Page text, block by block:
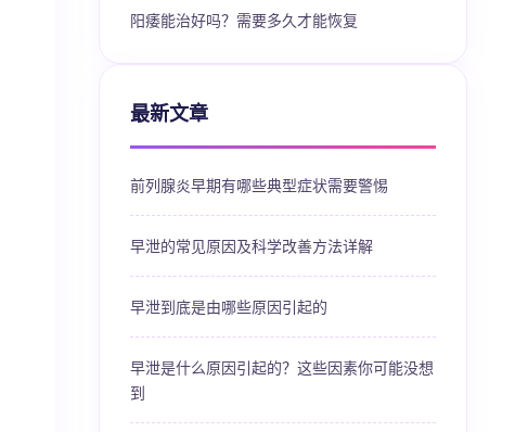
阳痿能治好吗？需要多久才能恢复
最新文章
前列腺炎早期有哪些典型症状需要警惕
早泄的常见原因及科学改善方法详解
早泄到底是由哪些原因引起的
早泄是什么原因引起的？这些因素你可能没想
到